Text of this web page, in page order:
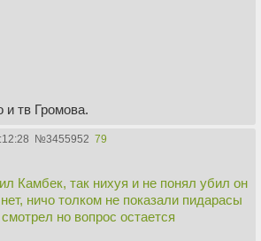
и тв Громова.
№3455952 79
Камбек, так нихуя и не понял убил он
ничо толком не показали пидарасы
но вопрос остается